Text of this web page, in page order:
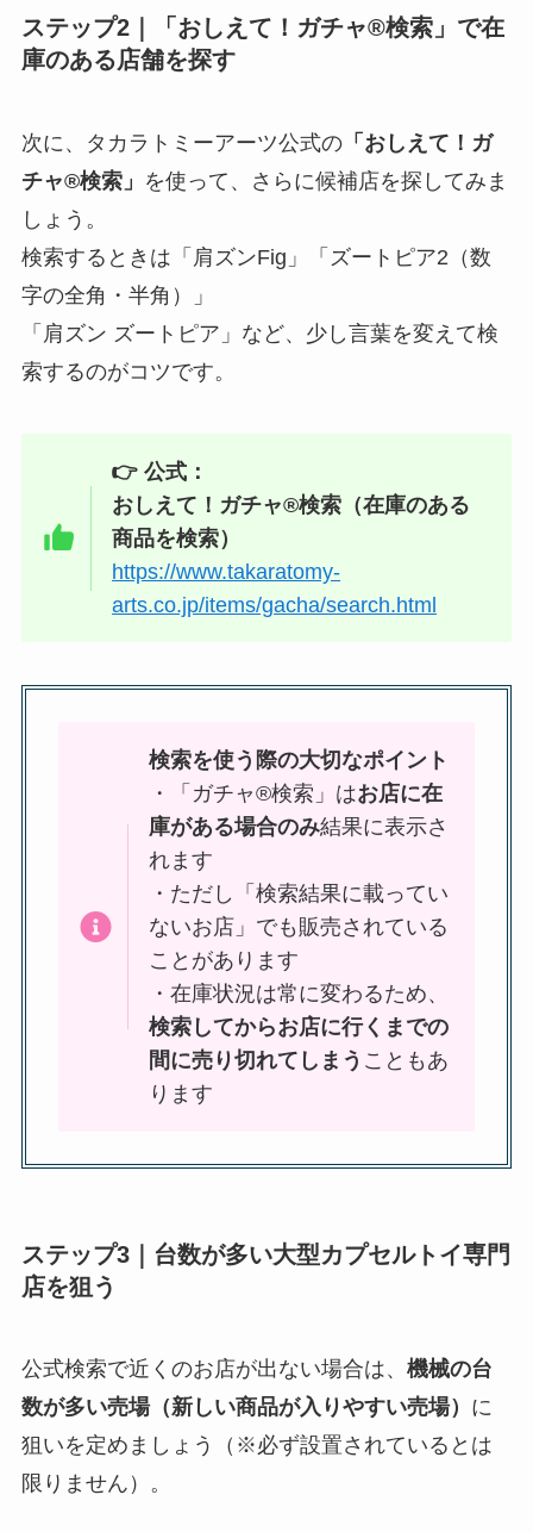
ステップ2｜「おしえて！ガチャ®検索」で在
庫のある店舗を探す
次に、タカラトミーアーツ公式の「おしえて！ガ
チャ®検索」 を使って、さらに候補店を探してみま
しょう。
検索するときは「肩ズンFig」「ズートピア2（数
字の全角・半角）」
「肩ズン ズートピア」など、少し言葉を変えて検
索するのがコツです。
👉 公式：
おしえて！ガチャ®検索（在庫のある
商品を検索）
https://www.takaratomy-
arts.co.jp/items/gacha/search.html
検索を使う際の大切なポイント
・「ガチャ®検索」はお店に在
庫がある場合のみ結果に表示さ
れます
・ただし「検索結果に載ってい
ないお店」でも販売されている
ことがあります
・在庫状況は常に変わるため、
検索してからお店に行くまでの
間に売り切れてしまう こともあ
ります
ステップ3｜台数が多い大型カプセルトイ専門
店を狙う
公式検索で近くのお店が出ない場合は、 機械の台
数が多い売場（新しい商品が入りやすい売場） に
狙いを定めましょう（※必ず設置されているとは
限りません）。